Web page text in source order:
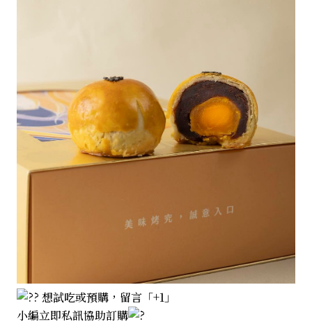
想試吃或預購，留言「+1」
小編立即私訊協助訂購